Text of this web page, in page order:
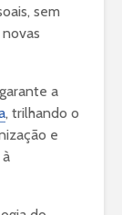
sem
a
, trilhando o
e